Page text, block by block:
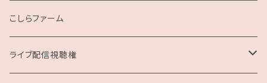
こしらファーム
ライブ配信視聴権